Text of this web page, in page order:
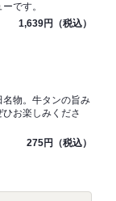
です。
1,639円（税込）
物。牛タンの旨み
お楽しみくださ
275円（税込）